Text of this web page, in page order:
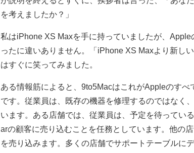
を考えましたか？」
私はiPhone XS Maxを手に持っていましたが、
ったに違いありません。「iPhone XS Maxより新し
はすぐに笑ってみました。
ある情報筋によると、9to5MacはこれがAppleのす
です。従業員は、既存の機器を修理するのではなく
います。ある店舗では、従業員は、予定を待ってい
arの顧客に売り込むことを任務としています。他の
を売り込みます。多くの店舗でサポートテーブルに